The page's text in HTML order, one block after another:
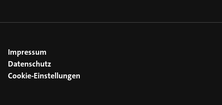
Impressum
Datenschutz
Cookie-Einstellungen